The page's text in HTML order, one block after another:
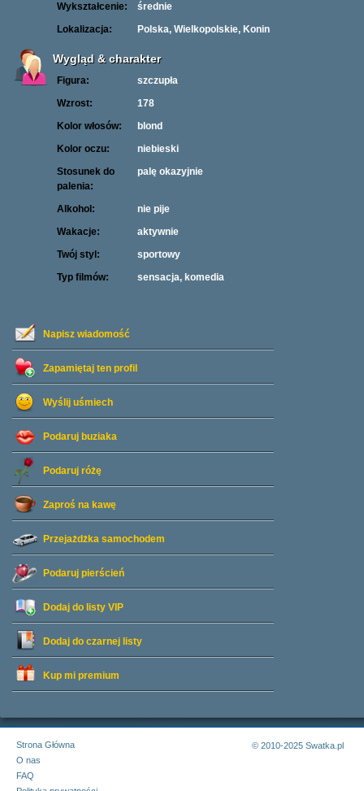
Napisz wiadomość
Zapamiętaj ten profil
Wyślij uśmiech
Podaruj buziaka
Podaruj różę
Zaproś na kawę
Przejażdżka samochodem
Podaruj pierścień
Dodaj do listy VIP
Dodaj do czarnej listy
Kup mi premium
Wykształcenie:
średnie
Lokalizacja:
Polska, Wielkopolskie, Konin
Wygląd & charakter
Figura:
szczupła
Wzrost:
178
Kolor włosów:
blond
Kolor oczu:
niebieski
Stosunek do
palenia:
palę okazyjnie
Alkohol:
nie pije
Wakacje:
aktywnie
Twój styl:
sportowy
Typ filmów:
sensacja, komedia
Strona Główna
O nas
FAQ
© 2010-2025 Swatka.pl